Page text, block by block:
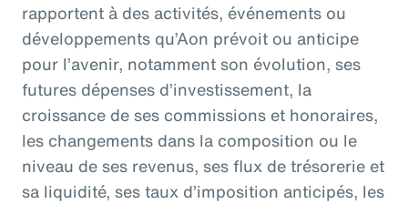
rapportent à des activités, événements ou
développements qu’Aon prévoit ou anticipe
pour l’avenir, notamment son évolution, ses
futures dépenses d’investissement, la
croissance de ses commissions et honoraires,
les changements dans la composition ou le
niveau de ses revenus, ses flux de trésorerie et
sa liquidité, ses taux d’imposition anticipés, les